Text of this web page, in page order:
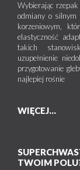
Wybierając rzepak
odmiany o silnym
korzeniowym,
elastyczność
takich
uzupełnienie
przygotowanie
najlepiej rośnie
WIĘCEJ...
TWOIM